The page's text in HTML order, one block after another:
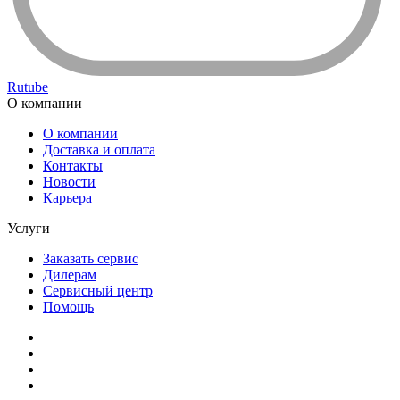
Rutube
О компании
О компании
Доставка и оплата
Контакты
Новости
Карьера
Услуги
Заказать сервис
Дилерам
Сервисный центр
Помощь